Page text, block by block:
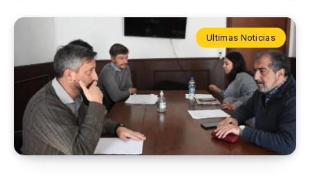
Ultimas Noticias